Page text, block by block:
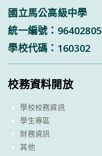
國立馬公高級中學
統一編號：96402805
學校代碼：160302
校務資料開放
學校校務資訊
學生專區
財務資訊
其他